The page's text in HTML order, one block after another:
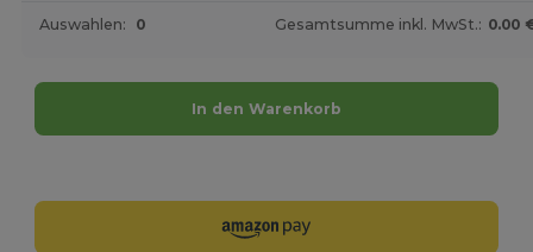
Auswahlen: 0 Gesamtsumme inkl. MwSt.: 0.00
In den Warenkorb